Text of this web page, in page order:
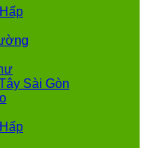
Sài Gòn